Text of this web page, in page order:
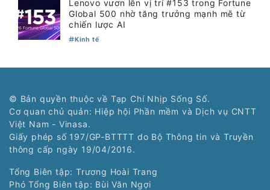
Lenovo vươn lên vị trí #153 trong Fortune
Global 500 nhờ tăng trưởng mạnh mẽ từ
chiến lược AI
Kinh tế
© Bản quyền thuộc về Tạp Chí Nhịp Sống Số.
Cơ quan chủ quản: Hiệp hội Phần mềm và Dịch vụ CNTT
Việt Nam - Vinasa.
Giấy phép số 197/GP-BTTTT do Bộ Thông tin và Truyền
thông cấp ngày 19/04/2016.
Tổng Biên tập: Trương Hoài Trang
Phó Tổng Biên tập: Bùi Văn Ngợi